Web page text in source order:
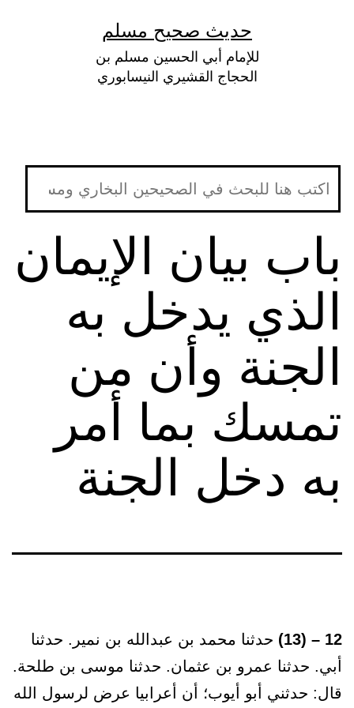
حديث صحيح مسلم
للإمام أبي الحسين مسلم بن
الحجاج القشيري النيسابوري
باب بيان الإيمان
الذي يدخل به
الجنة وأن من
تمسك بما أمر
به دخل الجنة
12 – (13)
حدثنا محمد بن عبدالله بن نمير. حدثنا
أبي. حدثنا عمرو بن عثمان. حدثنا موسى بن طلحة.
قال: حدثني أبو أيوب؛ أن أعرابيا عرض لرسول الله